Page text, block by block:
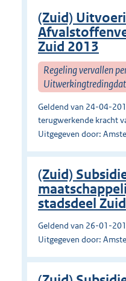
(Zuid)
Zuid 2013
Regeling vervallen
Geldend van 24-04-
terugwerkende kracht
Uitgegeven door:
(Zuid)
stadsdeel Zuid
Geldend van 26-01-
Uitgegeven door: